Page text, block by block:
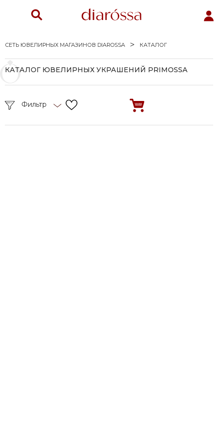
СЕТЬ ЮВЕЛИРНЫХ МАГАЗИНОВ DIAROSSA КАТАЛОГ
КАТАЛОГ ЮВЕЛИРНЫХ УКРАШЕНИЙ PRIMOSSA
Фильтр